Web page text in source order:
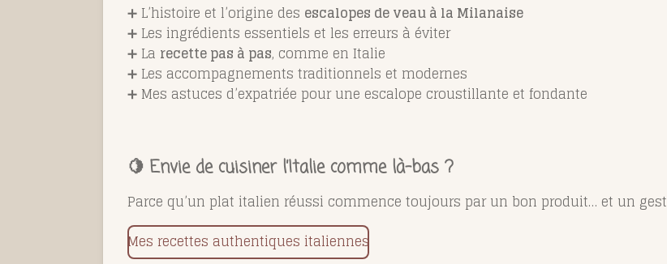
➕ L’histoire et l’origine des escalopes de veau à la Milanaise
➕ Les ingrédients essentiels et les erreurs à éviter
➕ La recette pas à pas, comme en Italie
➕ Les accompagnements traditionnels et modernes
➕ Mes astuces d’expatriée pour une escalope croustillante et fondante
🍋 Envie de cuisiner l’Italie comme là-bas ?
Parce qu’un plat italien réussi commence toujours par un bon produit… et un
Mes recettes authentiques italiennes